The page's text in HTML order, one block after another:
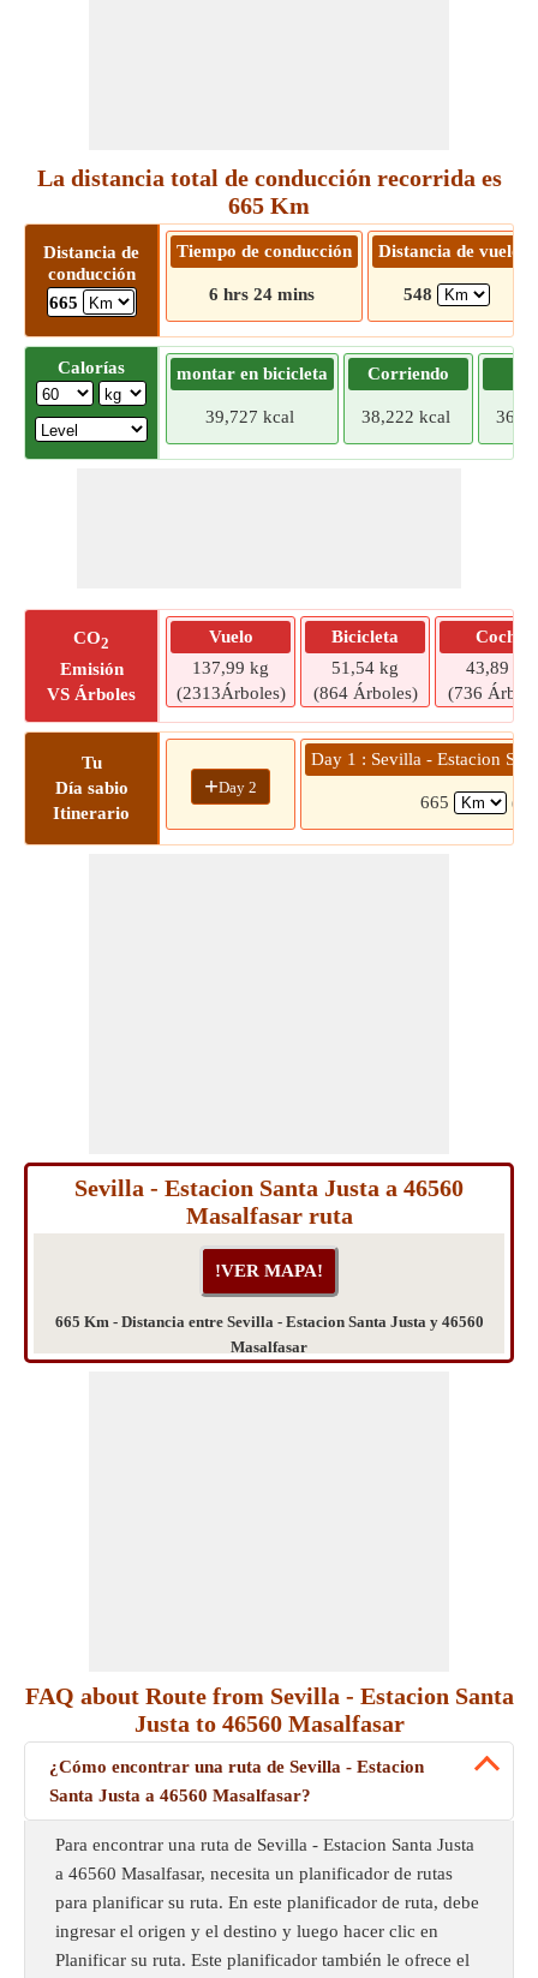
La distancia total de conducción recorrida es
665 Km
Distancia de
conducción
665
Tiempo de conducción
6 hrs 24 mins
Distancia de vuelo
548
Calorías montar en bicicleta
39,727 kcal
Corriendo
38,222 kcal
CO2
Emisión
VS Árboles
Vuelo
137,99 kg
(2313Árboles)
Bicicleta
51,54 kg
(864 Árboles)
Coche
43,89 kg
(736
Tu
Día sabio
Itinerario
+Day 2
Day 1 : Sevilla - Estacion
665 (6
Sevilla - Estacion Santa Justa a 46560
Masalfasar ruta
665 Km - Distancia entre Sevilla - Estacion Santa Justa y 46560
Masalfasar
FAQ about Route from Sevilla - Estacion Santa
Justa to 46560 Masalfasar
¿Cómo encontrar una ruta de Sevilla - Estacion
Santa Justa a 46560 Masalfasar?
Para encontrar una ruta de Sevilla - Estacion Santa Justa
a 46560 Masalfasar, necesita un planificador de rutas
para planificar su ruta. En este planificador de ruta, debe
ingresar el origen y el destino y luego hacer clic en
Planificar su ruta. Este planificador también le ofrece el